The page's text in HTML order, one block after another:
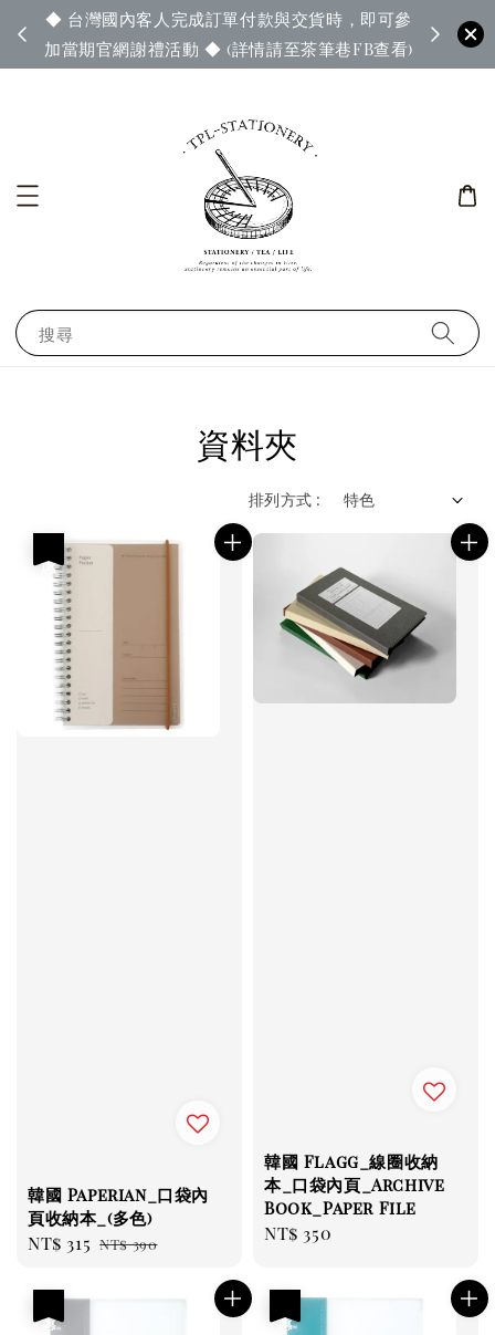
◆ 台灣國內客人完成訂單付款與交貨時，即可參
加當期官網謝禮活動 ◆ (詳情請至茶筆巷FB查看)
◆ 官
搜尋
資料夾
排列方式 :
韓國 Paperian_口袋內
頁收納本_(多色)
Sale
NT$ 315 Regular
NT$ 390
韓國 Flagg_線圈收納
本_口袋內頁_Archive
Book_Paper File
Regular
NT$ 350